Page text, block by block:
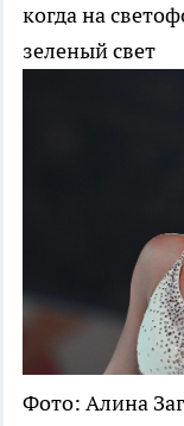
когда на
зеленый свет
Фото: Алина